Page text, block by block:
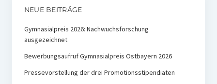
Kontakt
NEUE BEITRÄGE
Gymnasialpreis 2026: Nachwuchsforschung
ausgezeichnet
Bewerbungsaufruf Gymnasialpreis Ostbayern 2026
Pressevorstellung der drei Promotionsstipendiaten